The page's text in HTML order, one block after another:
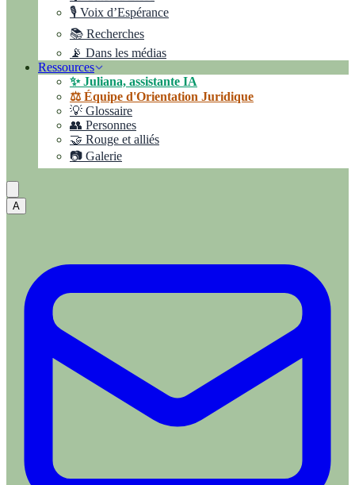
🎙️ Voix d’Espérance
📚 Recherches
📡 Dans les médias
Ressources
✨ Juliana, assistante IA
⚖️ Équipe d'Orientation Juridique
💡 Glossaire
👥 Personnes
🤝 Rouge et alliés
📷 Galerie
A